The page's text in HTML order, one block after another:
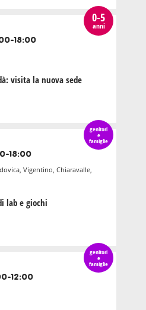
0-5
anni
18:00
visita la nuova sede
genitori
e
famiglie
18:00
Vigentino, Chiaravalle,
lab e giochi
genitori
e
famiglie
12:00